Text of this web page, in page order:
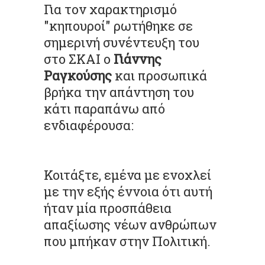
Για τον χαρακτηρισμό
"κηπουροί" ρωτήθηκε σε
σημερινή συνέντευξη του
στο ΣΚΑΙ ο Γιάννης
Ραγκούσης και προσωπικά
βρήκα την απάντηση του
κάτι παραπάνω από
ενδιαφέρουσα:
Κοιτάξτε, εμένα με ενοχλεί
με την εξής έννοια ότι αυτή
ήταν μία προσπάθεια
απαξίωσης νέων ανθρώπων
που μπήκαν στην Πολιτική.